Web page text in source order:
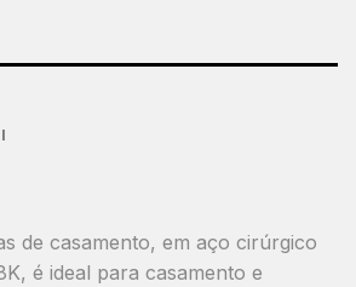
de casamento, em aço cirúrgico
é ideal para casamento e